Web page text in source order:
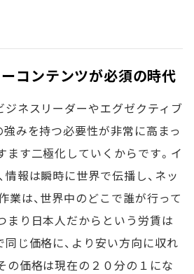
ーコンテンツが必須の時代
ジネスリーダーやエグゼクティブ
強みを持つ必要性が非常に高まっ
ます二極化していくからです。イ
情報は瞬時に世界で伝播し、ネッ
業は、世界中のどこで誰が行って
まり日本人だからという労賃は
同じ価格に、より安い方向に収れ
の価格は現在の２０分の１にな